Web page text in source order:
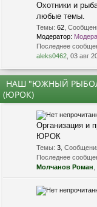
Охотники и
любые темы.
Темы: 62
Модератор:
Последнее
aleks0462 , 03 авг
НАШ "ЮЖНЫЙ
(ЮРОК)
Организация и
ЮРОК
Темы: 3
Последнее
Молчанов Роман